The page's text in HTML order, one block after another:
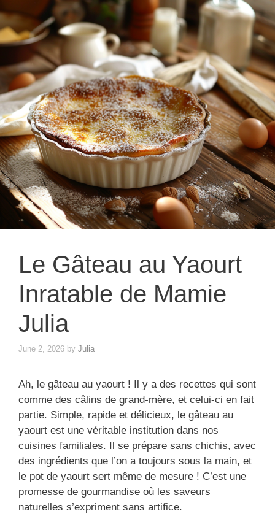
Le Gâteau au Yaourt
Inratable de Mamie
Julia
June 2, 2026 by Julia
Ah, le gâteau au yaourt ! Il y a des recettes qui sont
comme des câlins de grand-mère, et celui-ci en fait
partie. Simple, rapide et délicieux, le gâteau au
yaourt est une véritable institution dans nos
cuisines familiales. Il se prépare sans chichis, avec
des ingrédients que l’on a toujours sous la main, et
le pot de yaourt sert même de mesure ! C’est une
promesse de gourmandise où les saveurs
naturelles s’expriment sans artifice.